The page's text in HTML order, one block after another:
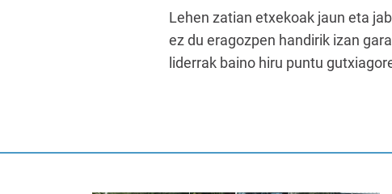
Lehen zatian etxekoak jaun eta
ez du eragozpen handirik izan
liderrak baino hiru puntu